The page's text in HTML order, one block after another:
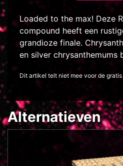
Loaded to the max! Deze
compound heeft een
grandioze finale.
en silver chrysanthemums
Dit artikel telt niet mee voor de
Alternatieven